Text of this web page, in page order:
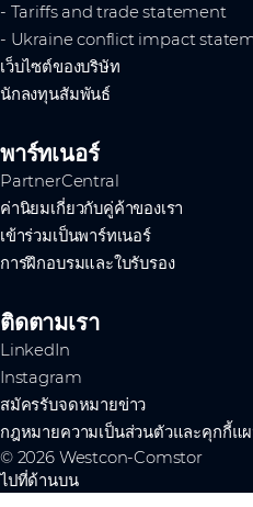
- Tariffs and trade statement
- Ukraine conflict impact
เว็บไซต์ของบริษัท
นักลงทุนสัมพันธ์
พาร์ทเนอร์
PartnerCentral
ค่านิยมเกี่ยวกับคู่ค้าของเรา
เข้าร่วมเป็นพาร์ทเนอร์
การฝึกอบรมและใบรับรอง
ติดตามเรา
LinkedIn
Instagram
สมัครรับจดหมายข่าว
กฎหมายความเป็นส่วนตัวและคุกกี้แ
© 2026 Westcon-Comstor
ไปที่ด้านบน